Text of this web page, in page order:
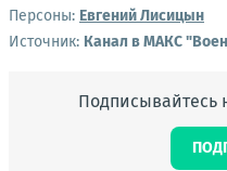
Персоны: Евгений Лисицын
Источник: Канал в МАКС
Подписывайтесь